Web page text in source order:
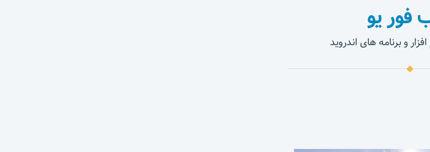
فور یو
و برنامه های اندروید